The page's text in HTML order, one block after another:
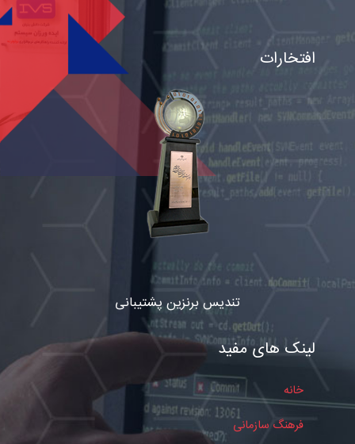
لینک های مفید
خانه
فرهنگ سازمانی
افتخارات
تندیس برنزین پشتیبانی